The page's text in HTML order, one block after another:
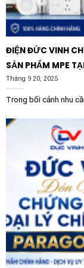
Trường học
sinh, sinh
quốc tế về
Phòng thí
và ánh
thống
Đèn Panel
4000K WT
thống trần
chìm. Với
công trở nên
dùng có thể
dây treo để
hoặc kiến trúc
ĐIỆN ĐỨC VINH
SẢN PHẨM MPE
Tháng 9 20, 2025
Trong bối cảnh nhu